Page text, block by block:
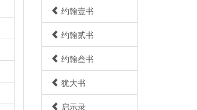
约翰壹书
约翰贰书
约翰叁书
犹大书
启示录